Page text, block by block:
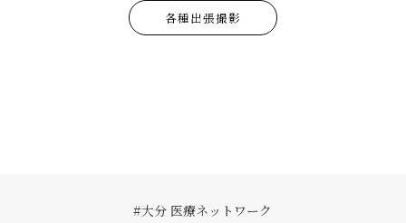
各種出張撮影
#大分 医療ネットワーク